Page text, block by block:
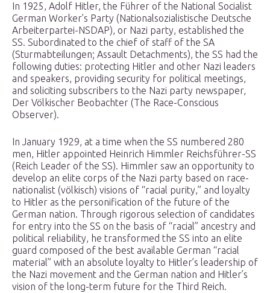
In 1925, Adolf Hitler, the Führer of the National Socialist
German Worker’s Party (Nationalsozialistische Deutsche
Arbeiterpartei-NSDAP), or Nazi party, established the
SS. Subordinated to the chief of staff of the SA
(Sturmabteilungen; Assault Detachments), the SS had the
following duties: protecting Hitler and other Nazi leaders
and speakers, providing security for political meetings,
and soliciting subscribers to the Nazi party newspaper,
Der Völkischer Beobachter (The Race-Conscious
Observer).
In January 1929, at a time when the SS numbered 280
men, Hitler appointed Heinrich Himmler Reichsführer-SS
(Reich Leader of the SS). Himmler saw an opportunity to
develop an elite corps of the Nazi party based on race-
nationalist (völkisch) visions of “racial purity,” and loyalty
to Hitler as the personification of the future of the
German nation. Through rigorous selection of candidates
for entry into the SS on the basis of “racial” ancestry and
political reliability, he transformed the SS into an elite
guard composed of the best available German “racial
material” with an absolute loyalty to Hitler’s leadership of
the Nazi movement and the German nation and Hitler’s
vision of the long-term future for the Third Reich.